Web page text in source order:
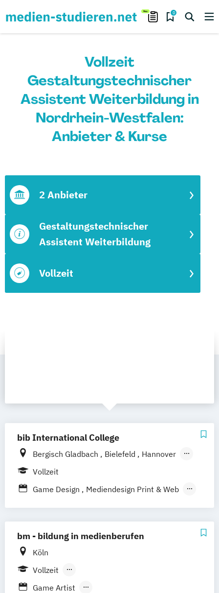
0
Vollzeit
Gestaltungstechnischer
Assistent Weiterbildung in
Nordrhein-Westfalen:
Anbieter & Kurse
Vollzeit
Gestaltungstechnischer
Assistent Weiterbildung
2 Anbieter
bib International College
Bergisch Gladbach Bielefeld
Hannover
Paderborn
Vollzeit
Game Design
Mediendesign Print & Web
Staatlich geprüfter Gestaltungstechnischer
Assistent
Staatlich geprüfter Informatiker
Multimedia
bm - bildung in medienberufen
Köln
Vollzeit
Berufsbegleitender Präsenzlehrgang
Game Artist